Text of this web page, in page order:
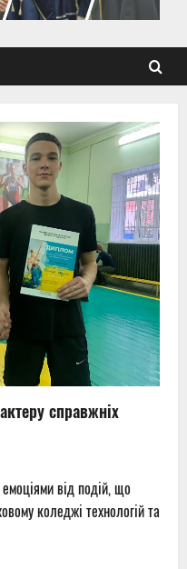
справжніх
від подій, що
коледжі технологій та